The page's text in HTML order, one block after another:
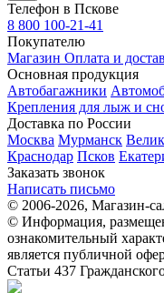
Телефон в Пскове
8 800 100-21-41
Покупателю
Магазин Оплата и
Основная продукция
Автобагажники
Крепления для лыж и
Доставка по России
Москва Мурманск
Краснодар Псков
Заказать звонок
Написать письмо
© 2006-2026, Магазин-
© Информация,
ознакомительный
является публичной
Статьи 437